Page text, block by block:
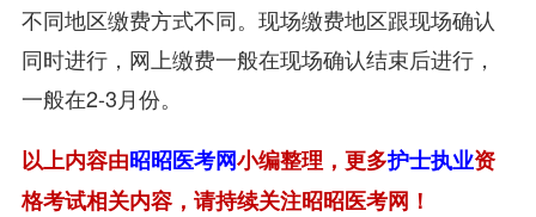
不同地区缴费方式不同。现场缴费地区跟现场确认
同时进行，网上缴费一般在现场确认结束后进行，
一般在2-3月份。
以上内容由昭昭医考网小编整理，更多护士执业资
格考试相关内容，请持续关注昭昭医考网！